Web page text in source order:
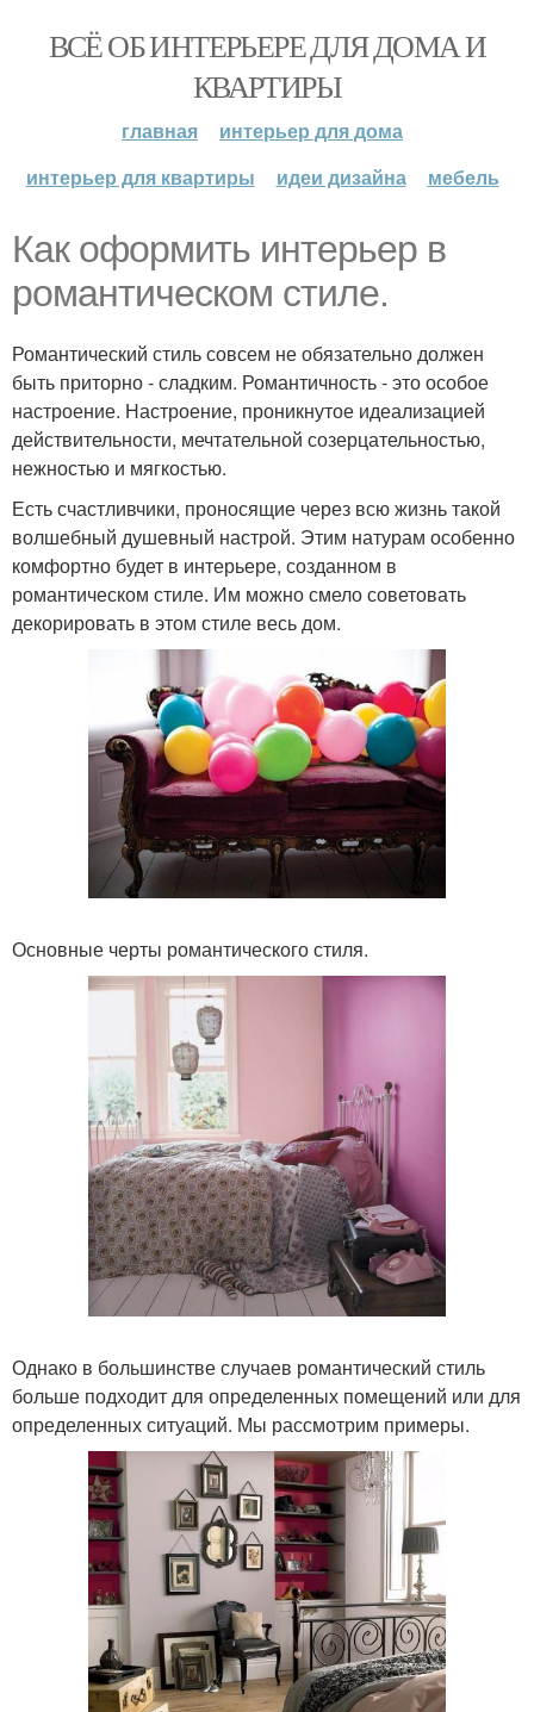
ВСЁ ОБ ИНТЕРЬЕРЕ ДЛЯ ДОМА И
КВАРТИРЫ
главная
интерьер для дома
интерьер для квартиры
идеи дизайна мебель
Как оформить интерьер в
романтическом стиле.
Романтический стиль совсем не обязательно должен
быть приторно - сладким. Романтичность - это особое
настроение. Настроение, проникнутое идеализацией
действительности, мечтательной созерцательностью,
нежностью и мягкостью.
Есть счастливчики, проносящие через всю жизнь такой
волшебный душевный настрой. Этим натурам особенно
комфортно будет в интерьере, созданном в
романтическом стиле. Им можно смело советовать
декорировать в этом стиле весь дом.
Основные черты романтического стиля.
Однако в большинстве случаев романтический стиль
больше подходит для определенных помещений или для
определенных ситуаций. Мы рассмотрим примеры.